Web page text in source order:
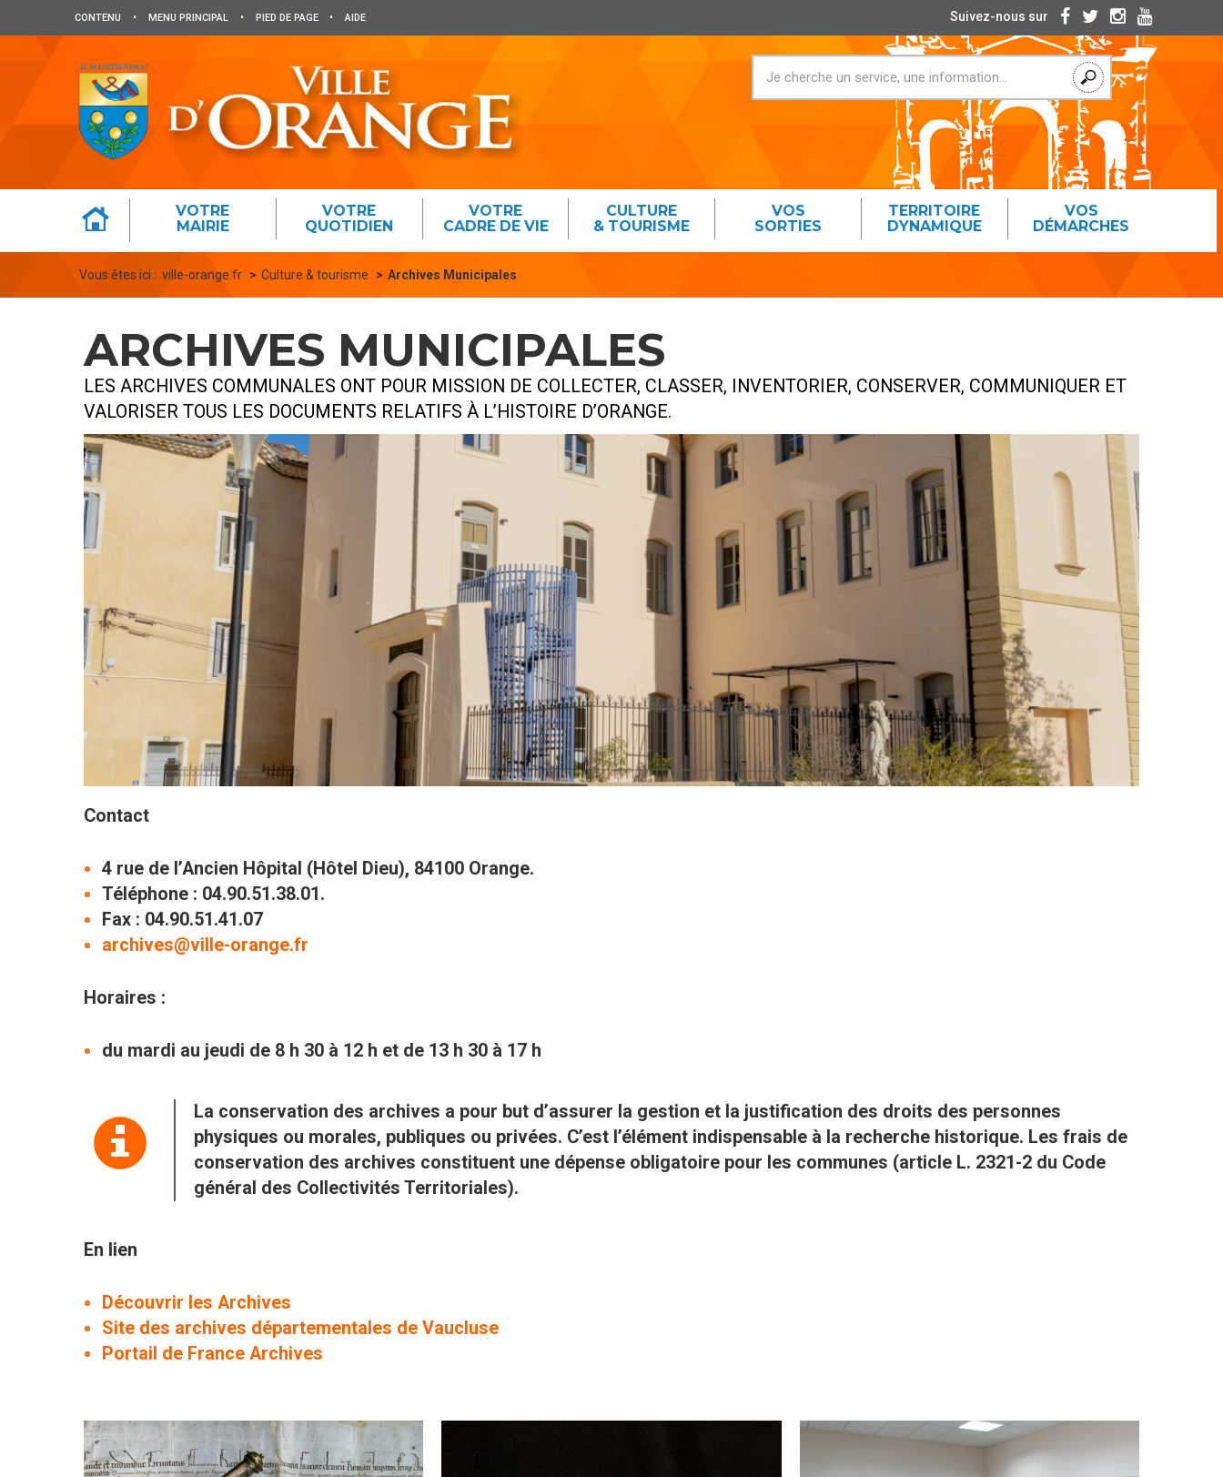
CONTENU • MENU PRINCIPAL • PIED DE PAGE • AIDE
VOTRE
MAIRIE
VOTRE
QUOTIDIEN
VOTRE
CADRE DE VIE
CULTURE
& TOURISME
VOS
SORTIES
TERRITOIRE
DYNAMIQUE
VOS
DÉMARCHES
Suivez-nous sur
Vous êtes ici : ville-orange.fr Culture & tourisme Archives Municipales
ARCHIVES MUNICIPALES
LES ARCHIVES COMMUNALES ONT POUR MISSION DE COLLECTER, CLASSER, INVENTORIER, CONSERVER, COMMUNIQUER ET
VALORISER TOUS LES DOCUMENTS RELATIFS À L’HISTOIRE D’ORANGE.
Contact
4 rue de l’Ancien Hôpital (Hôtel Dieu), 84100 Orange.
Téléphone : 04.90.51.38.01.
Fax : 04.90.51.41.07
archives@ville-orange.fr
Horaires :
du mardi au jeudi de 8 h 30 à 12 h et de 13 h 30 à 17 h
La conservation des archives a pour but d’assurer la gestion et la justification des droits des personnes
physiques ou morales, publiques ou privées. C’est l’élément indispensable à la recherche historique. Les frais de
conservation des archives constituent une dépense obligatoire pour les communes (article L. 2321-2 du Code
général des Collectivités Territoriales).
En lien
Découvrir les Archives
Site des archives départementales de Vaucluse
Portail de France Archives